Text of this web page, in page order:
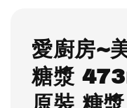
愛廚房~
糖漿